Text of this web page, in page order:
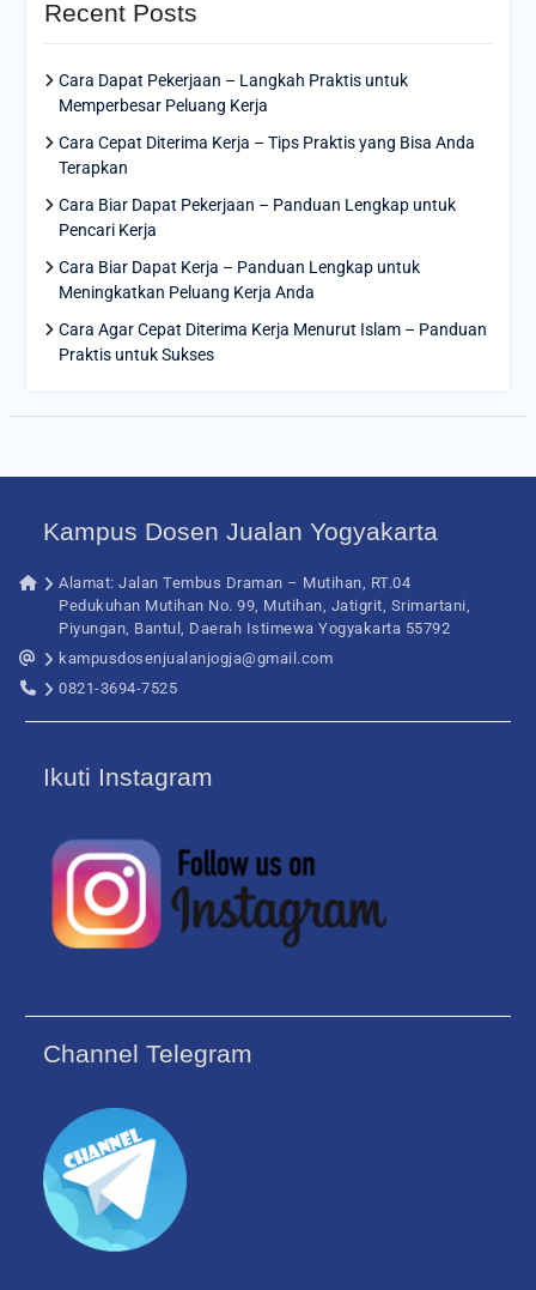
Recent Posts
Cara Dapat Pekerjaan – Langkah Praktis untuk
Memperbesar Peluang Kerja
Cara Cepat Diterima Kerja – Tips Praktis yang Bisa Anda
Terapkan
Cara Biar Dapat Pekerjaan – Panduan Lengkap untuk
Pencari Kerja
Cara Biar Dapat Kerja – Panduan Lengkap untuk
Meningkatkan Peluang Kerja Anda
Cara Agar Cepat Diterima Kerja Menurut Islam – Panduan
Praktis untuk Sukses
Kampus Dosen Jualan Yogyakarta
Alamat: Jalan Tembus Draman – Mutihan, RT.04
Pedukuhan Mutihan No. 99, Mutihan, Jatigrit, Srimartani,
Piyungan, Bantul, Daerah Istimewa Yogyakarta 55792
kampusdosenjualanjogja@gmail.com
0821-3694-7525
Ikuti Instagram
Channel Telegram